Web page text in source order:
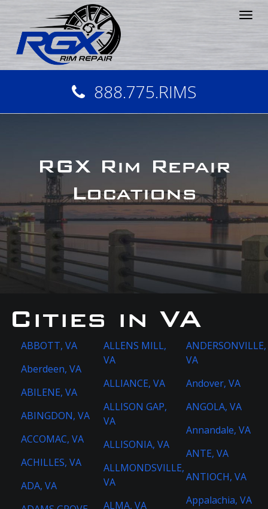
888.775.RIMS
RGX Rim Repair
Locations
Cities in VA
ABBOTT, VA
Aberdeen, VA
ABILENE, VA
ABINGDON, VA
ACCOMAC, VA
ACHILLES, VA
ADA, VA
ALLENS MILL,
VA
ALLIANCE, VA
ALLISON GAP,
VA
ALLISONIA, VA
ALLMONDSVILLE,
VA
ALMA, VA
ANDERSONVILLE,
VA
Andover, VA
ANGOLA, VA
Annandale, VA
ANTE, VA
ANTIOCH, VA
Appalachia, VA